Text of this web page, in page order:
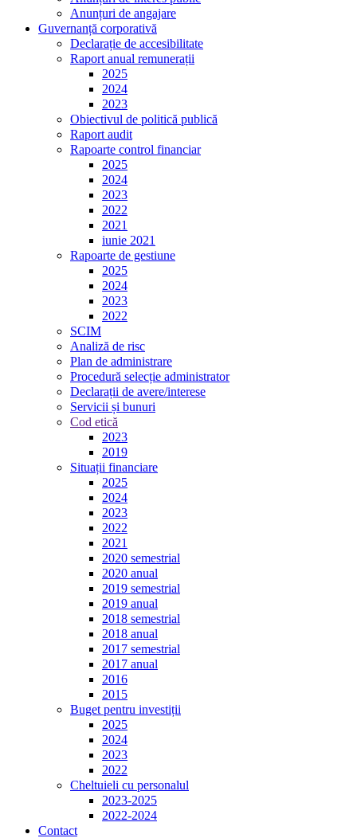
Anunțuri de angajare
Guvernanță corporativă
Declarație de accesibilitate
Raport anual remunerații
2025
2024
2023
Obiectivul de politică publică
Raport audit
Rapoarte control financiar
2025
2024
2023
2022
2021
iunie 2021
Rapoarte de gestiune
2025
2024
2023
2022
SCIM
Analiză de risc
Plan de administrare
Procedură selecție administrator
Declarații de avere/interese
Servicii și bunuri
Cod etică
2023
2019
Situații financiare
2025
2024
2023
2022
2021
2020 semestrial
2020 anual
2019 semestrial
2019 anual
2018 semestrial
2018 anual
2017 semestrial
2017 anual
2016
2015
Buget pentru investiții
2025
2024
2023
2022
Cheltuieli cu personalul
2023-2025
2022-2024
Contact